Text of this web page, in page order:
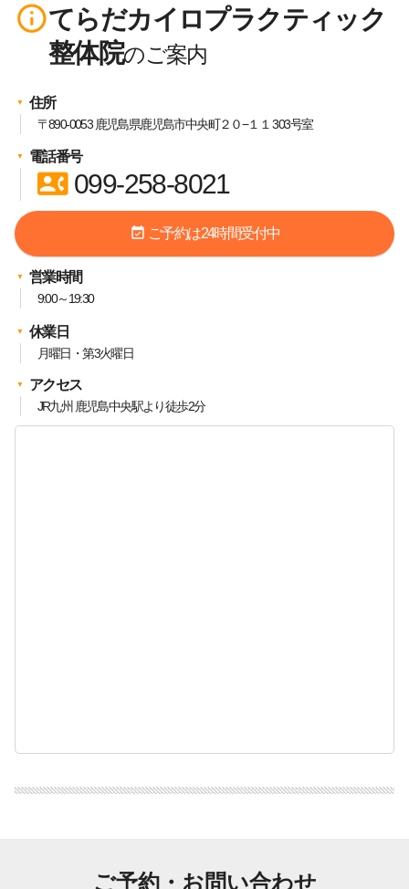
info_outlineてらだカイロプラクティック
整体院
住所
〒890-0053 鹿児島県鹿児島市中央町２０−１１ 303号室
電話番号
contact_phone099-258-8021
event_available ご予約は24時間受付中
営業時間
9:00～19:30
休業日
月曜日・第3火曜日
アクセス
JR九州 鹿児島中央駅より徒歩2分
ご予約・お問い合わせ